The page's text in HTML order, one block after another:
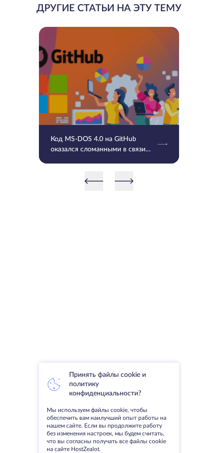
ДРУГИЕ СТАТЬИ НА ЭТУ ТЕМУ
Код MS-DOS 4.0 на GitHub
оказался сломанными в связи
Принять файлы cookie и
политику
конфиденциальности?
Мы используем файлы cookie, чтобы
обеспечить вам наилучший опыт работы на
нашем сайте. Если вы продолжите работу
без изменения настроек, мы будем считать,
что вы согласны получать все файлы cookie
на сайте HostZealot.